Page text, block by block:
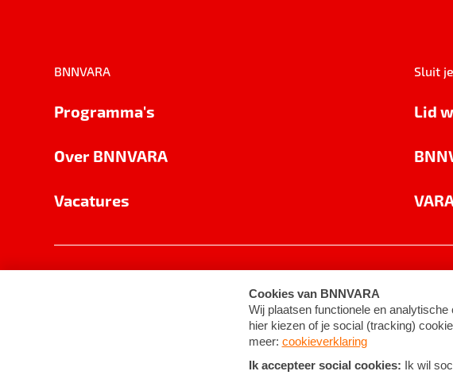
BNNVARA
Programma's
Over BNNVARA
Vacatures
Sluit
Lid
Cookie-instellingen Algemene voorwaarden